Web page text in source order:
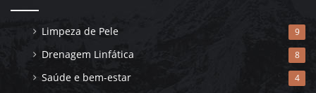
Limpeza de Pele 9
Drenagem Linfática 8
Saúde e bem-estar 4